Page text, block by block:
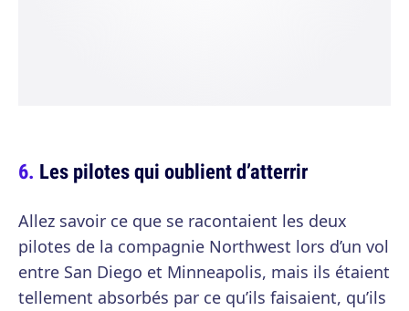
Les pilotes qui oublient d’atterrir
Allez savoir ce que se racontaient les deux
pilotes de la compagnie Northwest lors d’un vol
entre San Diego et Minneapolis, mais ils étaient
tellement absorbés par ce qu’ils faisaient, qu’ils